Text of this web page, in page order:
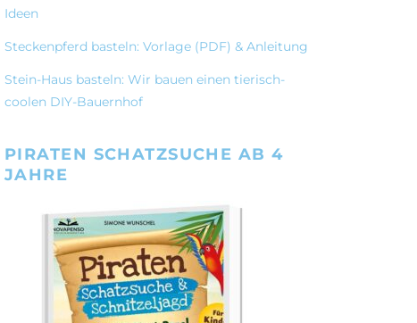
Ideen
Steckenpferd basteln: Vorlage (PDF) & Anleitung
Stein-Haus basteln: Wir bauen einen tierisch-
coolen DIY-Bauernhof
PIRATEN SCHATZSUCHE AB 4
JAHRE